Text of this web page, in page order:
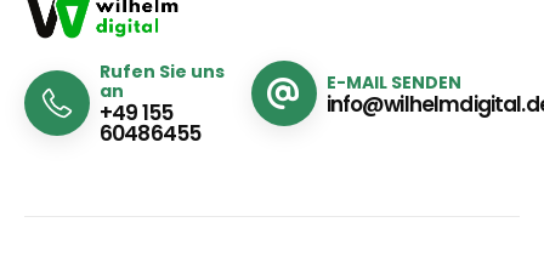
Rufen Sie uns
an
+49 155
60486455
E-MAIL SENDEN